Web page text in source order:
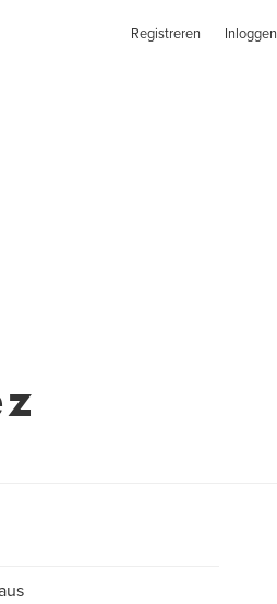
Registreren Inloggen